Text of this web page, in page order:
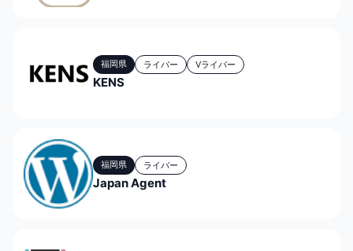
福岡県 ライバー Vライバー
KENS
福岡県 ライバー
Japan Agent